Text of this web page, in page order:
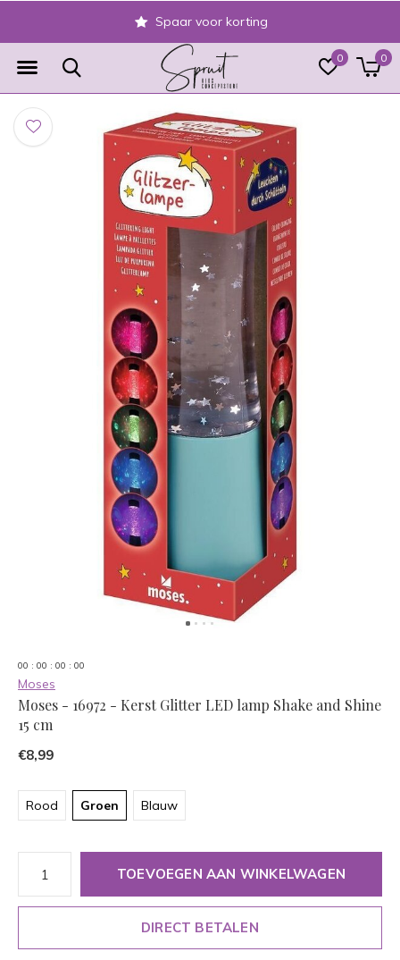
0 0
Spaar voor korting
00 : 00 : 00 : 00
Moses
Moses - 16972 - Kerst Glitter LED lamp Shake and Shine
15 cm
€8,99
Rood Groen Blauw
TOEVOEGEN AAN WINKELWAGEN
DIRECT BETALEN